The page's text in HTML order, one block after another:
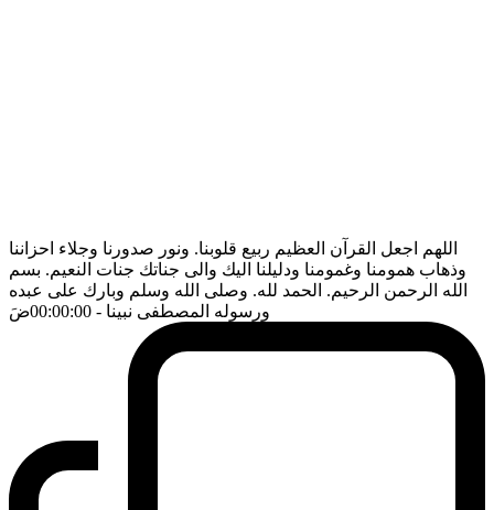
اللهم اجعل القرآن العظيم ربيع قلوبنا. ونور صدورنا وجلاء احزاننا
وذهاب همومنا وغمومنا ودليلنا اليك والى جناتك جنات النعيم. بسم
الله الرحمن الرحيم. الحمد لله. وصلى الله وسلم وبارك على عبده
ورسوله المصطفى نبينا - 00:00:00 ضَ